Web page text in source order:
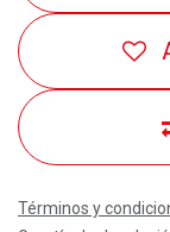
Términos y